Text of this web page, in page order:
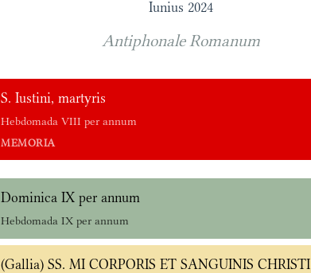
Iunius 2024
Antiphonale Romanum
S. Iustini, martyris
Hebdomada VIII per annum
MEMORIA
Dominica IX per annum
Hebdomada IX per annum
(Gallia) SS. MI CORPORIS ET SANGUINIS CHRISTI